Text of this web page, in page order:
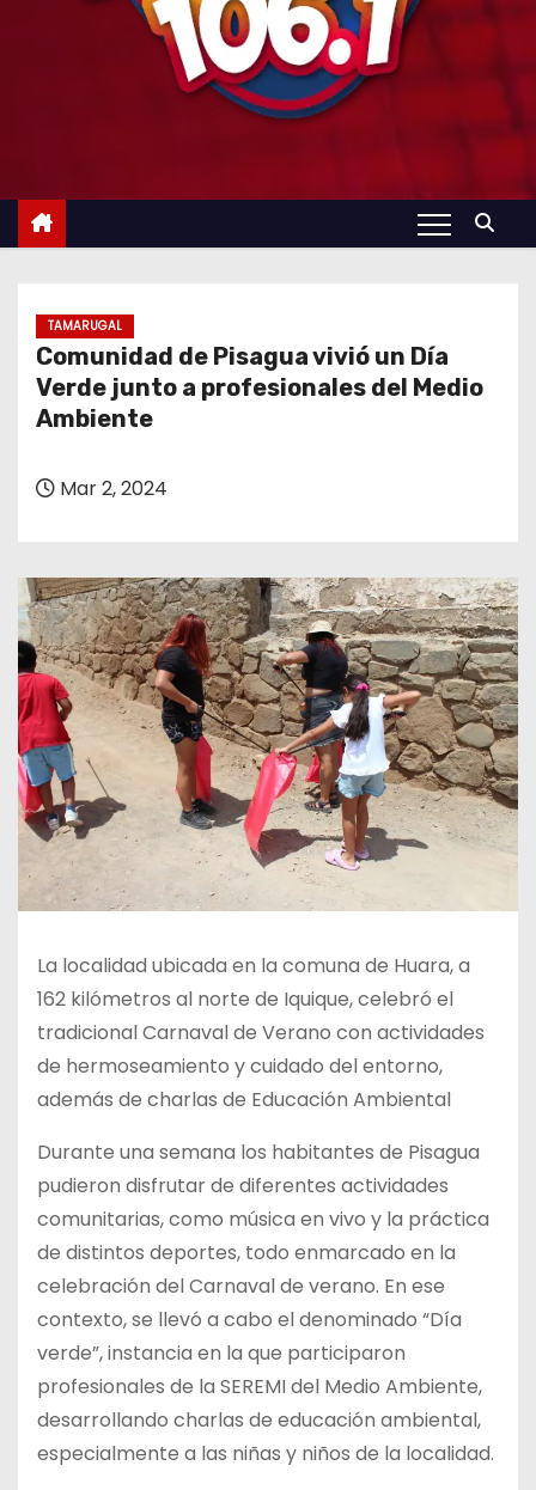
TAMARUGAL
Comunidad de Pisagua vivió un Día
Verde junto a profesionales del Medio
Ambiente
Mar 2, 2024
La localidad ubicada en la comuna de Huara, a
162 kilómetros al norte de Iquique, celebró el
tradicional Carnaval de Verano con actividades
de hermoseamiento y cuidado del entorno,
además de charlas de Educación Ambiental
Durante una semana los habitantes de Pisagua
pudieron disfrutar de diferentes actividades
comunitarias, como música en vivo y la práctica
de distintos deportes, todo enmarcado en la
celebración del Carnaval de verano. En ese
contexto, se llevó a cabo el denominado “Día
verde”, instancia en la que participaron
profesionales de la SEREMI del Medio Ambiente,
desarrollando charlas de educación ambiental,
especialmente a las niñas y niños de la localidad.